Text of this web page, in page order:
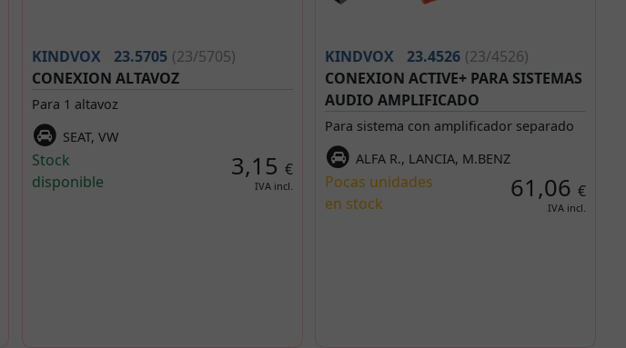
KINDVOX 23.5705 (23/5705)
CONEXION ALTAVOZ
Para 1 altavoz
SEAT, VW
Stock
disponible
3,15 €
IVA incl.
KINDVOX 23.4526 (23/4526)
CONEXION ACTIVE+ PARA SISTEMAS
AUDIO AMPLIFICADO
Para sistema con amplificador separado
ALFA R., LANCIA, M.BENZ
Pocas unidades
en stock
61,06€
IVA incl.